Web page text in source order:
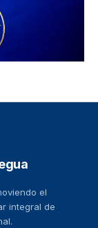
integral de